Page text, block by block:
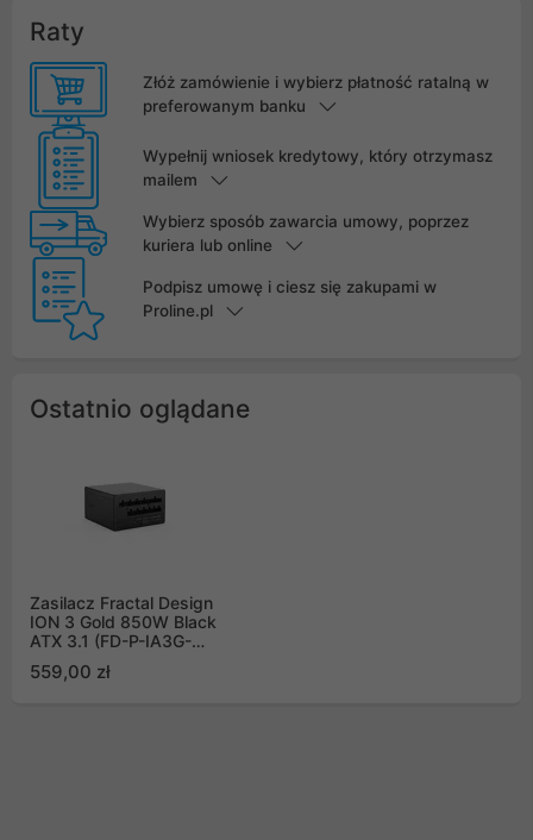
Raty
Złóż zamówienie i wybierz płatność ratalną w
preferowanym banku
Wypełnij wniosek kredytowy, który otrzymasz
mailem
Wybierz sposób zawarcia umowy, poprzez
kuriera lub online
Podpisz umowę i ciesz się zakupami w
Proline.pl
Ostatnio oglądane
Zasilacz Fractal Design
ION 3 Gold 850W Black
ATX 3.1 (FD-P-IA3G-
559,00 zł